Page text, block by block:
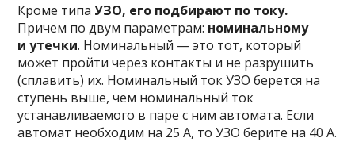
Кроме типаУЗО, его подбирают по току.
Причем по двум параметрам: номинальному
и утечки. Номинальный — это тот, который
может пройти через контакты и не разрушить
(сплавить) их. Номинальный ток УЗО берется на
ступень выше, чем номинальный ток
устанавливаемого в паре с ним автомата. Если
автомат необходим на 25 А, то УЗО берите на 40 А.